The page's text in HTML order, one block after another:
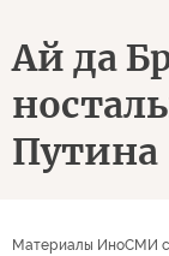
Ай да
Путина
Материалы ИноСМИ